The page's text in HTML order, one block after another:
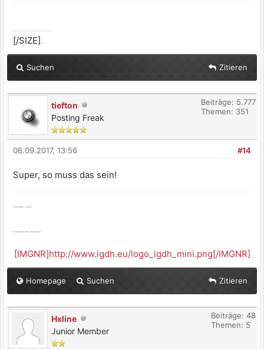
[/SIZE]
Suchen Zitieren
tiefton
Posting Freak
Beiträge: 5.777
Themen: 351
#14
06.09.2017, 13:56
Super, so muss das sein!
Viele Grüße, Thomas
Es ist genug, wenn es genug ist.
[IMGNR]http://www.igdh.eu/logo_igdh_mini.png[/IMGNR]
Homepage Suchen Zitieren
Hxline
Junior Member
Beiträge: 48
Themen: 5